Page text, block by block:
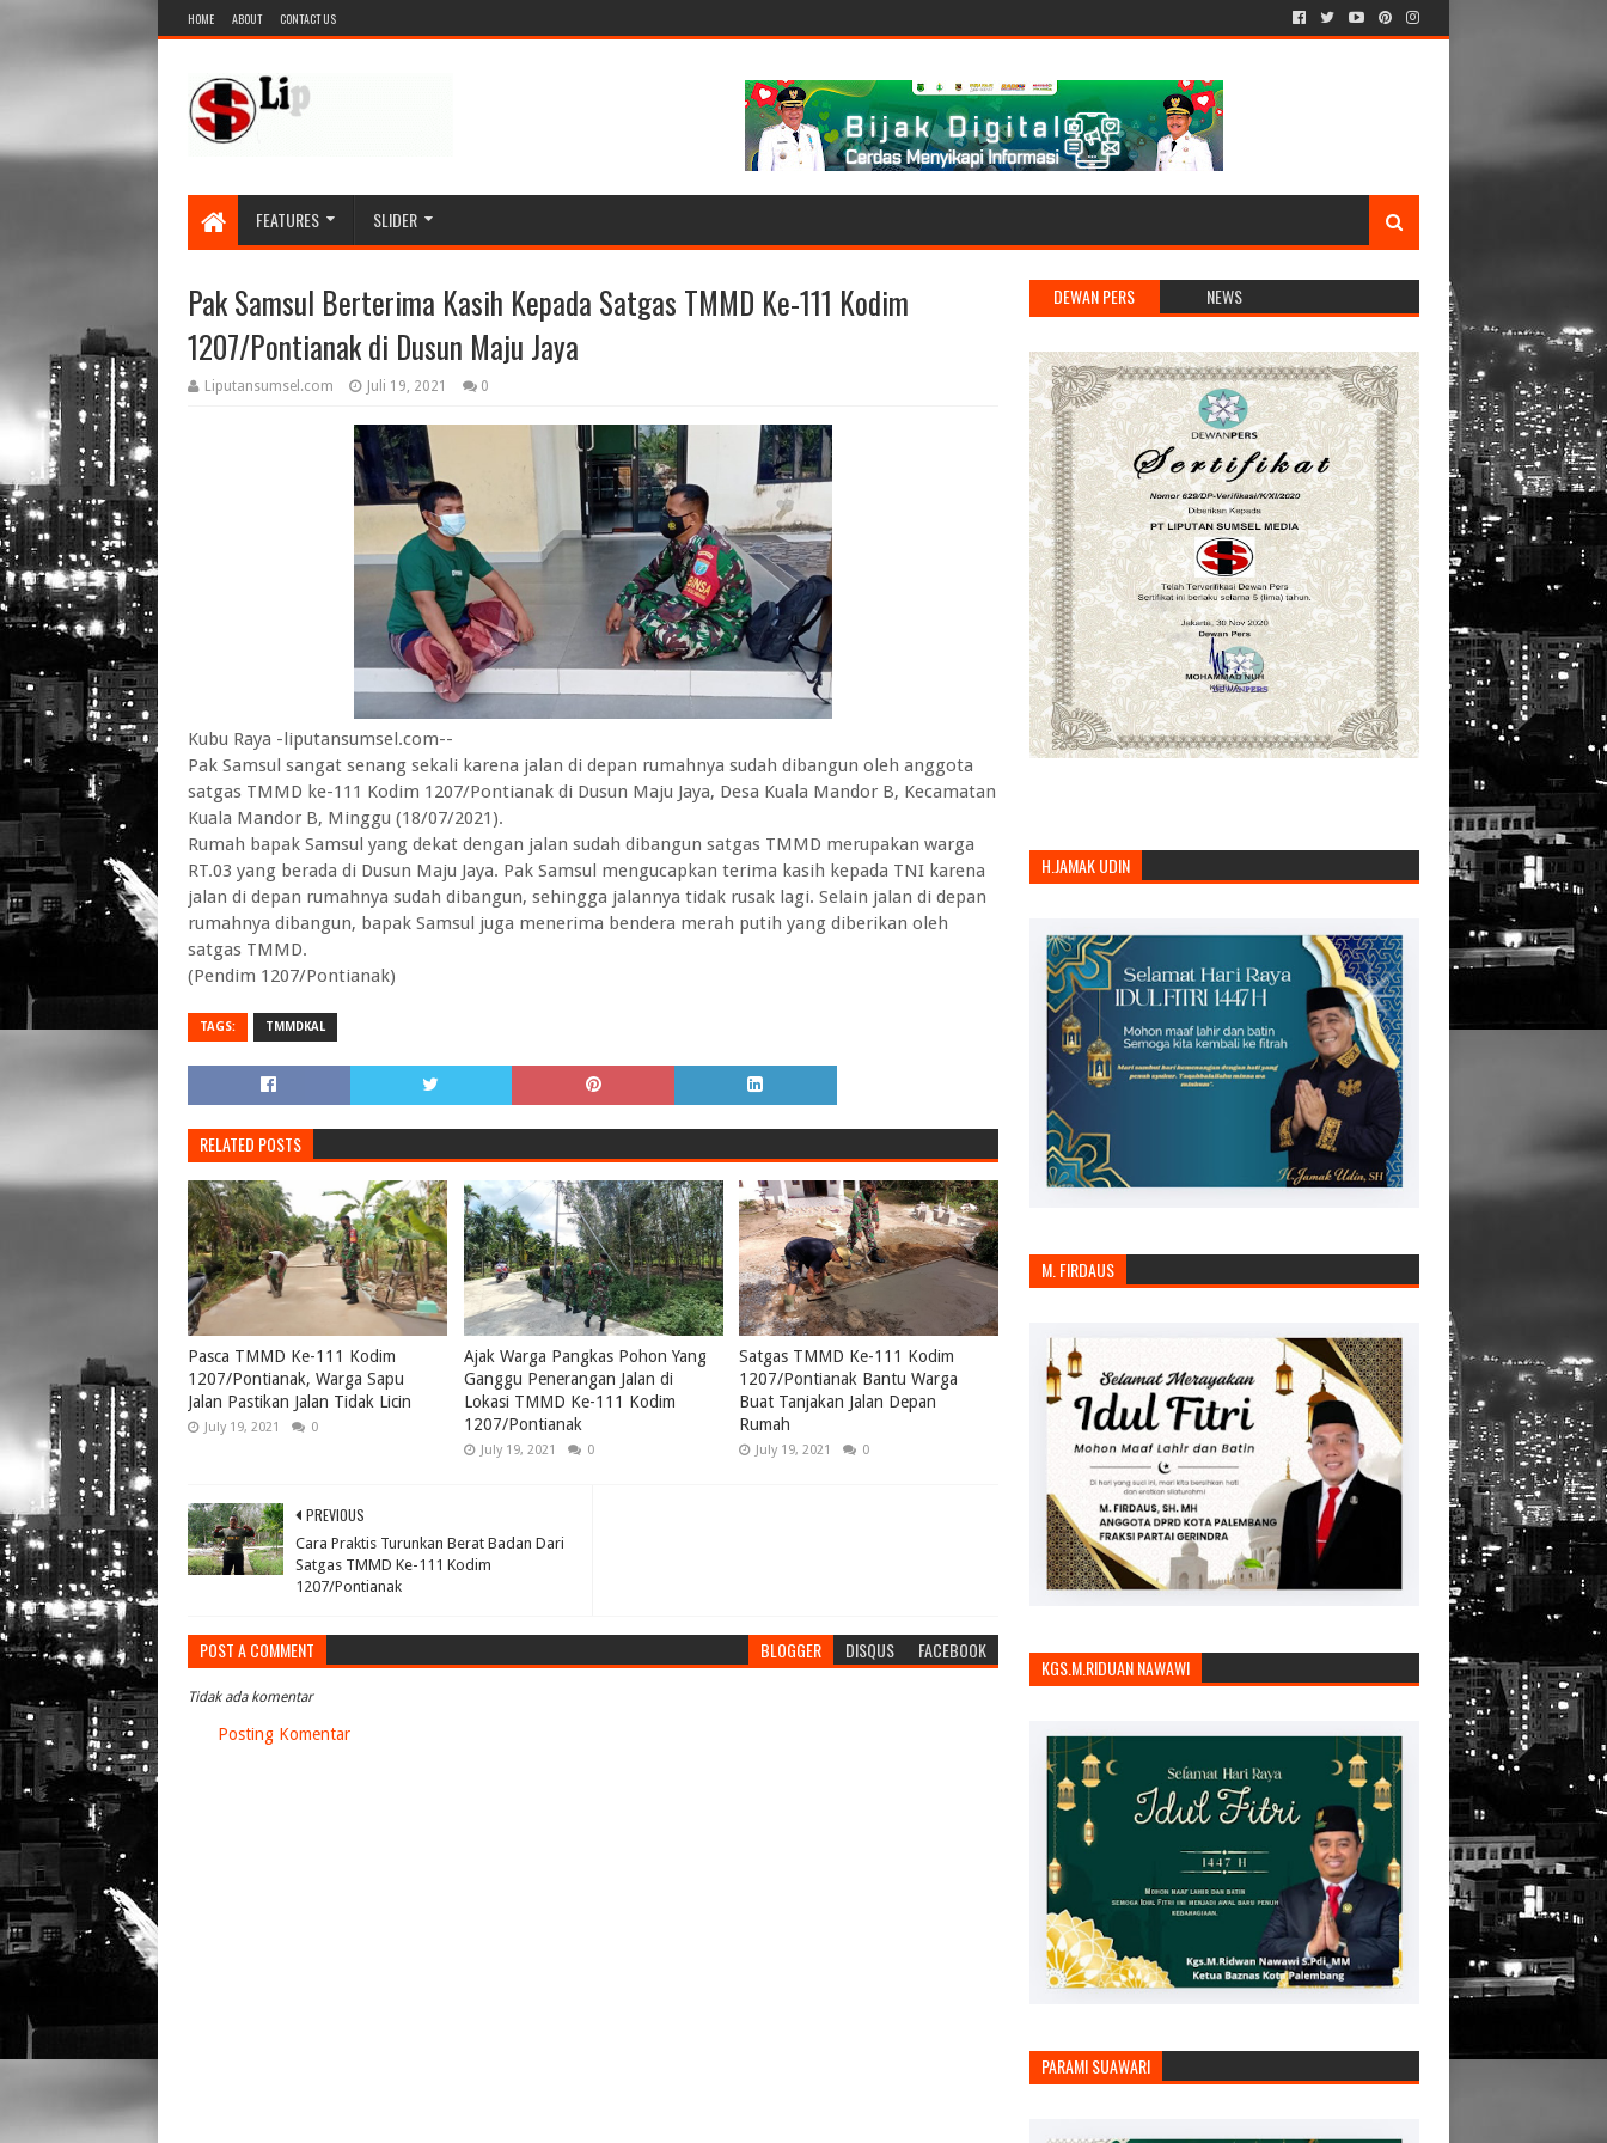
HOME ABOUT CONTACT US
FEATURES SLIDER
Pak Samsul Berterima Kasih Kepada Satgas TMMD Ke-111 Kodim
1207/Pontianak di Dusun Maju Jaya
Liputansumsel.com Juli 19, 2021 0
Kubu Raya -liputansumsel.com--
Pak Samsul sangat senang sekali karena jalan di depan rumahnya sudah dibangun oleh anggota
satgas TMMD ke-111 Kodim 1207/Pontianak di Dusun Maju Jaya, Desa Kuala Mandor B, Kecamatan
Kuala Mandor B, Minggu (18/07/2021).
Rumah bapak Samsul yang dekat dengan jalan sudah dibangun satgas TMMD merupakan warga
RT.03 yang berada di Dusun Maju Jaya. Pak Samsul mengucapkan terima kasih kepada TNI karena
jalan di depan rumahnya sudah dibangun, sehingga jalannya tidak rusak lagi. Selain jalan di depan
rumahnya dibangun, bapak Samsul juga menerima bendera merah putih yang diberikan oleh
satgas TMMD.
(Pendim 1207/Pontianak)
TAGS: TMMDKAL
RELATED POSTS
Pasca TMMD Ke-111 Kodim
1207/Pontianak, Warga Sapu
Jalan Pastikan Jalan Tidak Licin
July 19, 2021 0
Ajak Warga Pangkas Pohon Yang
Ganggu Penerangan Jalan di
Lokasi TMMD Ke-111 Kodim
1207/Pontianak
July 19, 2021 0
Satgas TMMD Ke-111 Kodim
1207/Pontianak Bantu Warga
Buat Tanjakan Jalan Depan
Rumah
July 19, 2021 0
PREVIOUS
Cara Praktis Turunkan Berat Badan Dari
Satgas TMMD Ke-111 Kodim
1207/Pontianak
POST A COMMENT BLOGGER DISQUS FACEBOOK
Tidak ada komentar
Posting Komentar
DEWAN PERS NEWS
H.JAMAK UDIN
M. FIRDAUS
KGS.M.RIDUAN NAWAWI
PARAMI SUAWARI